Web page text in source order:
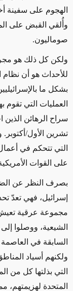
الهجوم على سفينة
وأُلقي القبض على
صوماليون.
ولكن كل ذلك هو
للأحداث هو أن نظام
بشكل ما
العمليات التي
تشرين الأول/أكتوبر.
التي تتحكم في
على القوات
بصرف النظر عن
إسرائيل، فهي تعدّ
مجموعة عرقية
الشيعية، ووصلوا
السابقة في
ولكنهم أسياد
التي بذلتها كل من
المتحدة لهزيمتهم،